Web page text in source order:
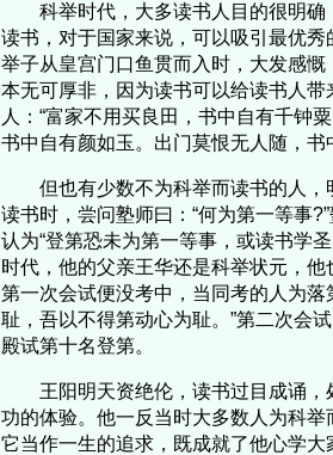
科举时代，大多读书人目的很明确
读书，对于国家来说，可以吸引最优
举子从皇宫门口鱼贯而入时，大发感慨
本无可厚非，因为读书可以给读书人
人：“富家不用买良田，书中自有千钟
书中自有颜如玉。出门莫恨无人随，
但也有少数不为科举而读书的人，
读书时，尝问塾师曰：“何为第一等事
认为“登第恐未为第一等事，或读书学
时代，他的父亲王华还是科举状元，
第一次会试便没考中，当同考的人为
耻，吾以不得第动心为耻。”第二次会
殿试第十名登第。
王阳明天资绝伦，读书过目成诵，
功的体验。他一反当时大多数人为科举
它当作一生的追求，既成就了他心学大